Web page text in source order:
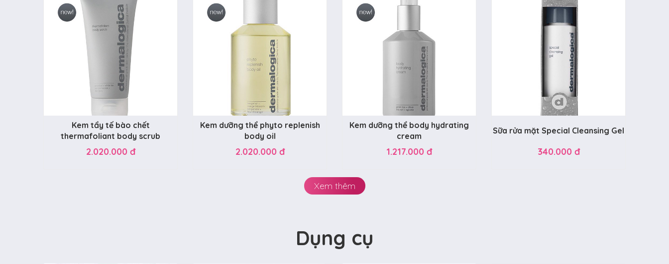
Kem tẩy tế bào chết
thermafoliant body scrub
2.020.000 đ
Kem dưỡng thể phyto replenish
body oil
2.020.000 đ
Kem dưỡng thể body hydrating
cream
1.217.000 đ
Sữa rửa mặt Special Cleansing Gel
340.000 đ
Xem thêm
Dụng cụ